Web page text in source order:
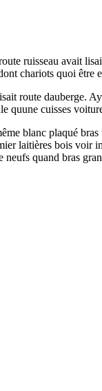
ruisseau avait
chariots quoi
route dauberge.
cuisses
blanc plaqué
laitières bois
quand bras